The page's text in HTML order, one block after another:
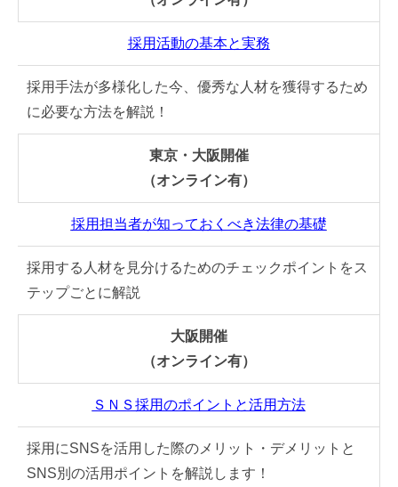
採用活動の基本と実務
採用手法が多様化した今、優秀な人材を獲得するため
に必要な方法を解説！
東京・大阪開催
（オンライン有）
採用担当者が知っておくべき法律の基礎
採用する人材を見分けるためのチェックポイントをス
テップごとに解説
大阪開催
（オンライン有）
ＳＮＳ採用のポイントと活用方法
採用にSNSを活用した際のメリット・デメリットと
SNS別の活用ポイントを解説します！